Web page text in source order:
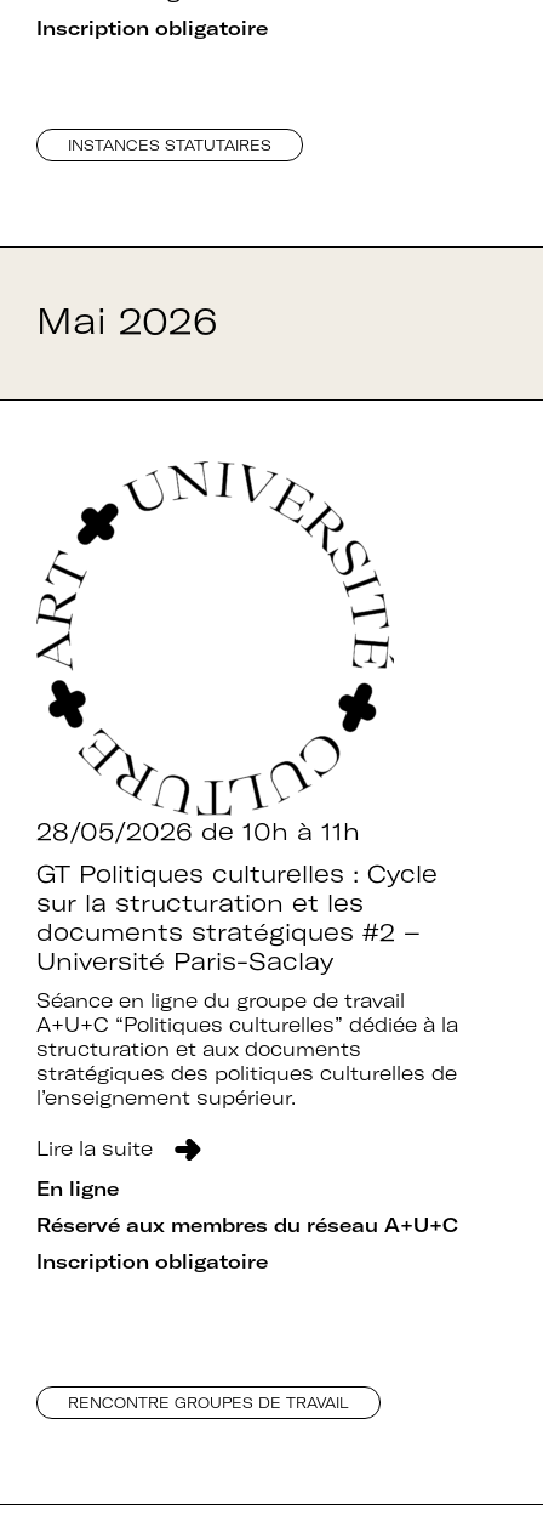
Inscription obligatoire
INSTANCES STATUTAIRES
Mai 2026
28/05/2026 de 10h à 11h
GT Politiques culturelles : Cycle
sur la structuration et les
documents stratégiques #2 –
Université Paris-Saclay
Séance en ligne du groupe de travail
A+U+C “Politiques culturelles” dédiée à la
structuration et aux documents
stratégiques des politiques culturelles de
l’enseignement supérieur.
Lire la suite
En ligne
Réservé aux membres du réseau A+U+C
Inscription obligatoire
RENCONTRE GROUPES DE TRAVAIL